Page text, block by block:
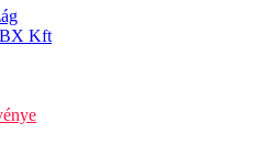
Kft